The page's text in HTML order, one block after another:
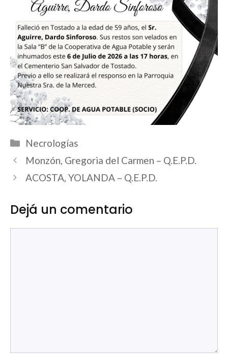
Categorías
Necrologías
Monzón, Gregoria del Carmen – Q.E.P.D.
ACOSTA, YOLANDA – Q.E.P.D.
Dejá un comentario